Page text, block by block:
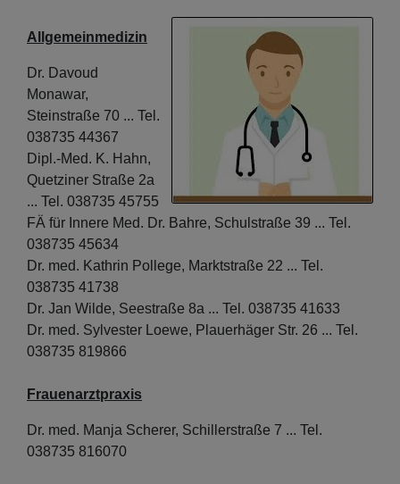
Allgemeinmedizin
Dr. Davoud
Monawar,
Steinstraße 70 ... Tel.
038735 44367
Dipl.-Med. K. Hahn,
Quetziner Straße 2a
... Tel. 038735 45755
FÄ für Innere Med. Dr. Bahre, Schulstraße 39 ... Tel.
038735 45634
Dr. med. Kathrin Pollege, Marktstraße 22 ... Tel.
038735 41738
Dr. Jan Wilde, Seestraße 8a ... Tel. 038735 41633
Dr. med. Sylvester Loewe, Plauerhäger Str. 26 ... Tel.
038735 819866
Frauenarztpraxis
Dr. med. Manja Scherer, Schillerstraße 7 ... Tel.
038735 816070